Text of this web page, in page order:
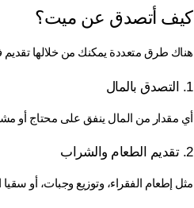
كيف أتصدق عن ميت؟
هناك طرق متعددة يمكنك من خلالها
1. التصدق بالمال
أي مقدار من المال ينفق على محتاج أو
2. تقديم الطعام والشراب
مثل إطعام الفقراء، وتوزيع وجبات، أو